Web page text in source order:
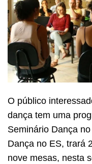
O público
dança tem uma
Seminário Dança
Dança no ES, trará
nove mesas, nesta